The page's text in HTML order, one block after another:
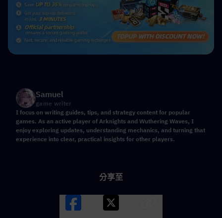
Samuel
game writer
I focus on writing guides, tips, and strategy content for popular
games. As an active player of Arknights and Wuthering Waves, I
enjoy exploring updates, understanding mechanics, and turning that
experience into clear, practical insights for other players.
分享至